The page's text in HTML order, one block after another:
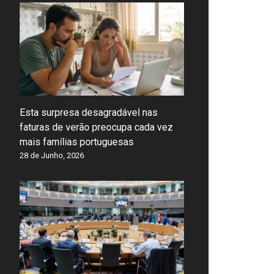
Esta surpresa desagradável nas
faturas de verão preocupa cada vez
mais famílias portuguesas
28 de Junho, 2026